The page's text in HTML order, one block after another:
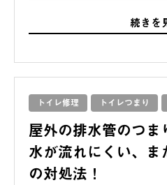
続きを
トイレ修理 トイレつまり
屋外の排水管のつま
水が流れにくい、
の対処法！